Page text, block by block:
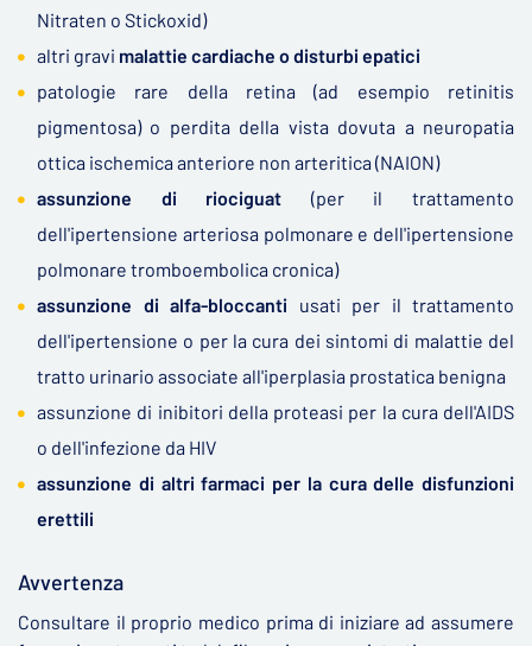
Nitraten o Stickoxid)
altri gravi malattie cardiache o disturbi epatici
patologie rare della retina (ad esempio retinitis
pigmentosa) o perdita della vista dovuta a neuropatia
ottica ischemica anteriore non arteritica (NAION)
assunzione di riociguat (per il trattamento
dell'ipertensione arteriosa polmonare e dell'ipertensione
polmonare tromboembolica cronica)
assunzione di alfa-bloccanti usati per il trattamento
dell'ipertensione o per la cura dei sintomi di malattie del
tratto urinario associate all'iperplasia prostatica benigna
assunzione di inibitori della proteasi per la cura dell'AIDS
o dell'infezione da HIV
assunzione di altri farmaci per la cura delle disfunzioni
erettili
Avvertenza
Consultare il proprio medico prima di iniziare ad assumere